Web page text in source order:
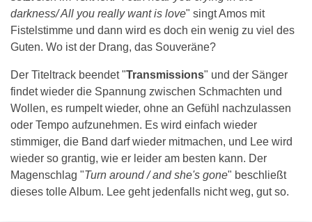
darkness/ All you really want is love" singt Amos mit
Fistelstimme und dann wird es doch ein wenig zu viel des
Guten. Wo ist der Drang, das Souveräne?
Der Titeltrack beendet "Transmissions" und der Sänger
findet wieder die Spannung zwischen Schmachten und
Wollen, es rumpelt wieder, ohne an Gefühl nachzulassen
oder Tempo aufzunehmen. Es wird einfach wieder
stimmiger, die Band darf wieder mitmachen, und Lee wird
wieder so grantig, wie er leider am besten kann. Der
Magenschlag "Turn around / and she's gone" beschließt
dieses tolle Album. Lee geht jedenfalls nicht weg, gut so.